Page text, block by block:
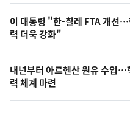
오
늘
사
진
이 대통령 "한-칠레 FTA 개선…
력 더욱 강화"
내년부터 아르헨산 원유 수입…
력 체계 마련